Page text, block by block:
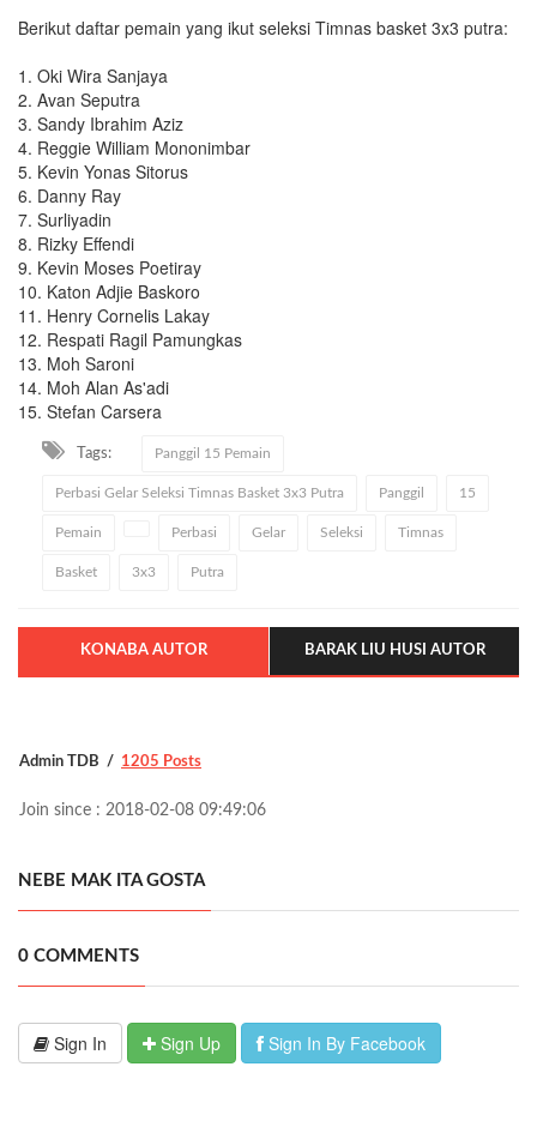
Berikut daftar pemain yang ikut seleksi Timnas basket 3x3 putra:
1. Oki Wira Sanjaya
2. Avan Seputra
3. Sandy Ibrahim Aziz
4. Reggie William Mononimbar
5. Kevin Yonas Sitorus
6. Danny Ray
7. Surliyadin
8. Rizky Effendi
9. Kevin Moses Poetiray
10. Katon Adjie Baskoro
11. Henry Cornelis Lakay
12. Respati Ragil Pamungkas
13. Moh Saroni
14. Moh Alan As'adi
15. Stefan Carsera
Tags: Panggil 15 Pemain
Perbasi Gelar Seleksi Timnas Basket 3x3 Putra Panggil 15
Pemain Perbasi Gelar Seleksi Timnas
Basket 3x3 Putra
KONABA AUTOR BARAK LIU HUSI AUTOR
Admin TDB 1205 Posts
Join since : 2018-02-08 09:49:06
NEBE MAK ITA GOSTA
0 COMMENTS
Sign In Sign Up Sign In By Facebook